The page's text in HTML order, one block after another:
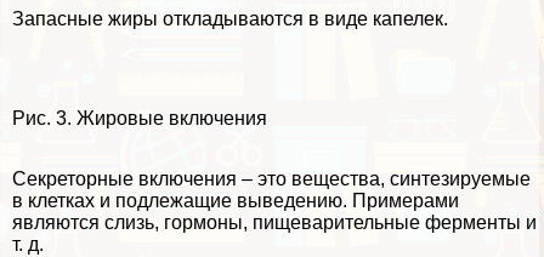
Запасные жиры откладываются в виде капелек.
Рис. 3. Жировые включения
Секреторные включения – это вещества, синтезируемые
в клетках и подлежащие выведению. Примерами
являются слизь, гормоны, пищеварительные ферменты и
т. д.